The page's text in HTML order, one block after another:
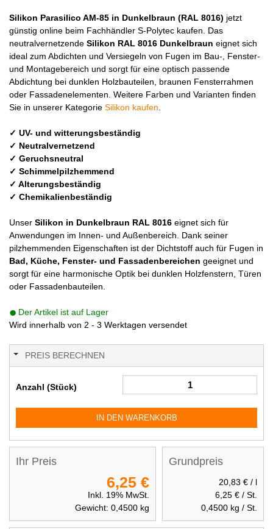
Silikon Parasilico AM-85 in Dunkelbraun (RAL 8016) jetzt
günstig online beim Fachhändler S-Polytec kaufen. Das
neutralvernetzende Silikon RAL 8016 Dunkelbraun eignet sich
ideal zum Abdichten und Versiegeln von Fugen im Bau-, Fenster-
und Montagebereich und sorgt für eine optisch passende
Abdichtung bei dunklen Holzbauteilen, braunen Fensterrahmen
oder Fassadenelementen. Weitere Farben und Varianten finden
Sie in unserer Kategorie Silikon kaufen
✓ UV- und witterungsbeständig
✓ Neutralvernetzend
✓ Geruchsneutral
✓ Schimmelpilzhemmend
✓ Alterungsbeständig
✓ Chemikalienbeständig
Unser Silikon in Dunkelbraun RAL 8016 eignet sich für
Anwendungen im Innen- und Außenbereich. Dank seiner
pilzhemmenden Eigenschaften ist der Dichtstoff auch für Fugen in
Bad, Küche, Fenster- und Fassadenbereichen geeignet und
sorgt für eine harmonische Optik bei dunklen Holzfenstern, Türen
oder Fassadenbauteilen.
Der Artikel ist auf Lager
Wird innerhalb von 2 - 3 Werktagen versendet
PREIS BERECHNEN
Anzahl (Stück)
IN DEN WARENKORB
Grundpreis
20,83 €/ l
6,25 €/ St.
0,4500 kg / St.
Ihr Preis
6,25 €
Inkl. 19% MwSt.
Gewicht: 0,4500kg